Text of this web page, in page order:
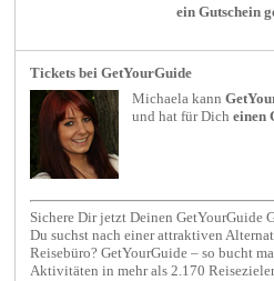
ein Gutschein
Tickets bei GetYourGuide
Michaela kann
und hat für Dicheinen
Sichere Dir jetzt Deinen GetYourGuide
Du suchst nach einer attraktiven
Reisebüro? GetYourGuide – so bucht
Aktivitäten in mehr als 2.170